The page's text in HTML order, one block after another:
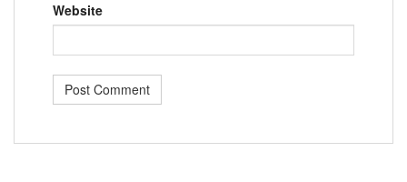
Website